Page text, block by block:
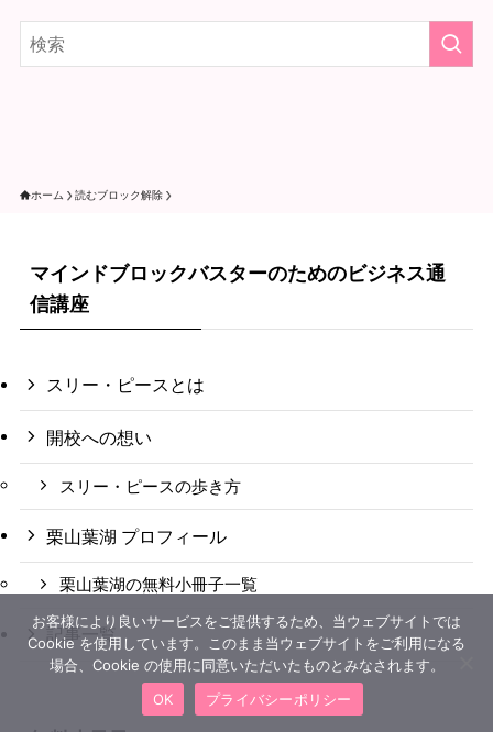
ホーム 読むブロック解除
マインドブロックバスターのためのビジネス通
信講座
スリー・ピースとは
開校への想い
スリー・ピースの歩き方
栗山葉湖 プロフィール
栗山葉湖の無料小冊子一覧
記事一覧
お客様により良いサービスをご提供するため、当ウェブサイトでは
Cookie を使用しています。このまま当ウェブサイトをご利用になる
場合、Cookie の使用に同意いただいたものとみなされます。
OK
プライバシーポリシー